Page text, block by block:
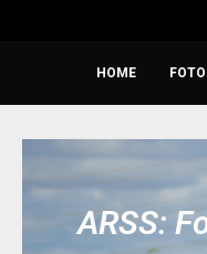
HOME
ARSS: